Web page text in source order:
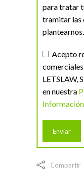
para tratar
tramitar las
plantearnos.
Acepto
LETSLAW,
en nuestra
Información
Compartir